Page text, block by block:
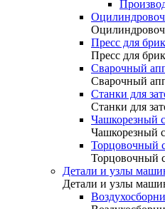
Пресс для
Пресс для
Сварочный
Сварочный
Станки для
Станки для
Чашкорезный
Чашкорезный
Торцовочный
Торцовочный
Детали и узлы
Детали и узлы